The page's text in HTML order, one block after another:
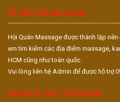
VỀ DIỄN ĐÀN MASSAGE
Hội Quán Massage được thành lập
em tìm kiếm các địa điểm massage,
HCM cũng như toàn quốc.
Vui lòng liên hệ Admin để được hỗ trợ
MASSAGE VUA TUYỂN DỤNG